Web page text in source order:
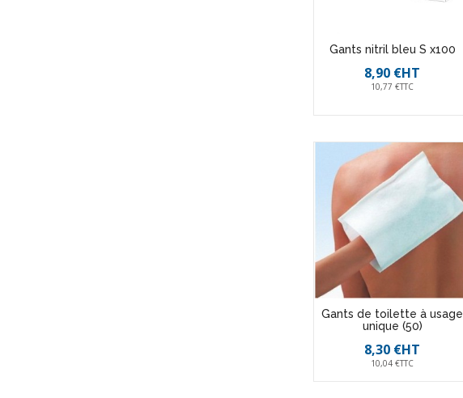
Gants nitril bleu S x100
8,90 €HT
10,77 €TTC
Gants de toilette à usage
unique (50)
8,30 €HT
10,04 €TTC